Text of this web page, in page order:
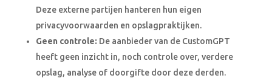
Deze externe partijen hanteren hun eigen
privacyvoorwaarden en opslagpraktijken.
Geen controle: De aanbieder van de CustomGPT
heeft geen inzicht in, noch controle over, verdere
opslag, analyse of doorgifte door deze derden.